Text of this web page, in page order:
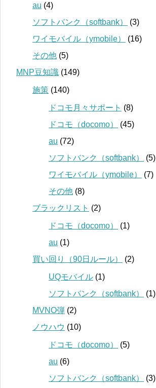
au (4)
ソフトバンク（softbank）
(3)
ワイモバイル（ymobile）
(16)
その他 (5)
MNP豆知識 (149)
施策 (140)
ドコモ月々サポート (8)
ドコモ（docomo）
(45)
au (72)
ソフトバンク（softbank）
(5)
ワイモバイル（ymobile）
(7)
その他 (8)
ブラックリスト (2)
ドコモ（docomo）
(1)
au (1)
買い回り（90日ルール）
(2)
UQモバイル (1)
ソフトバンク（softbank）
(1)
MVNO弾 (2)
ノウハウ (10)
ドコモ（docomo）
(5)
au (6)
ソフトバンク（softbank）
(3)